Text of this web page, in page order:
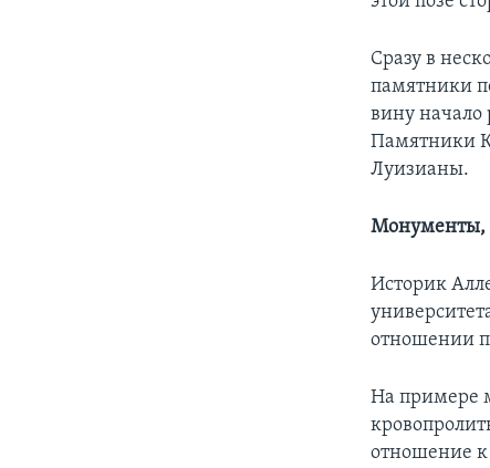
Сразу в
памятники
вину начало
Памятники
Луизианы.
Монументы,
Историк
отношении
На примере
отношение к